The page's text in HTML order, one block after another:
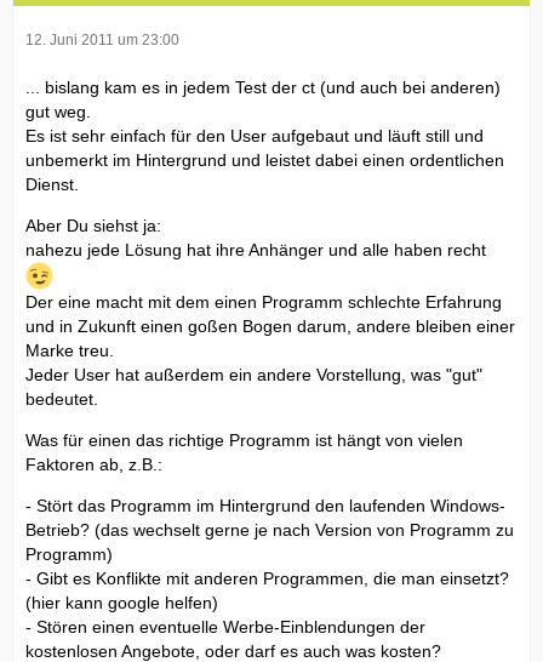
12. Juni 2011 um 23:00
... bislang kam es in jedem Test der ct (und auch bei anderen)
gut weg.
Es ist sehr einfach für den User aufgebaut und läuft still und
unbemerkt im Hintergrund und leistet dabei einen ordentlichen
Dienst.
Aber Du siehst ja:
nahezu jede Lösung hat ihre Anhänger und alle haben recht
Der eine macht mit dem einen Programm schlechte Erfahrung
und in Zukunft einen goßen Bogen darum, andere bleiben einer
Marke treu.
Jeder User hat außerdem ein andere Vorstellung, was "gut"
bedeutet.
Was für einen das richtige Programm ist hängt von vielen
Faktoren ab, z.B.:
- Stört das Programm im Hintergrund den laufenden Windows-
Betrieb? (das wechselt gerne je nach Version von Programm zu
Programm)
- Gibt es Konflikte mit anderen Programmen, die man einsetzt?
(hier kann google helfen)
- Stören einen eventuelle Werbe-Einblendungen der
kostenlosen Angebote, oder darf es auch was kosten?